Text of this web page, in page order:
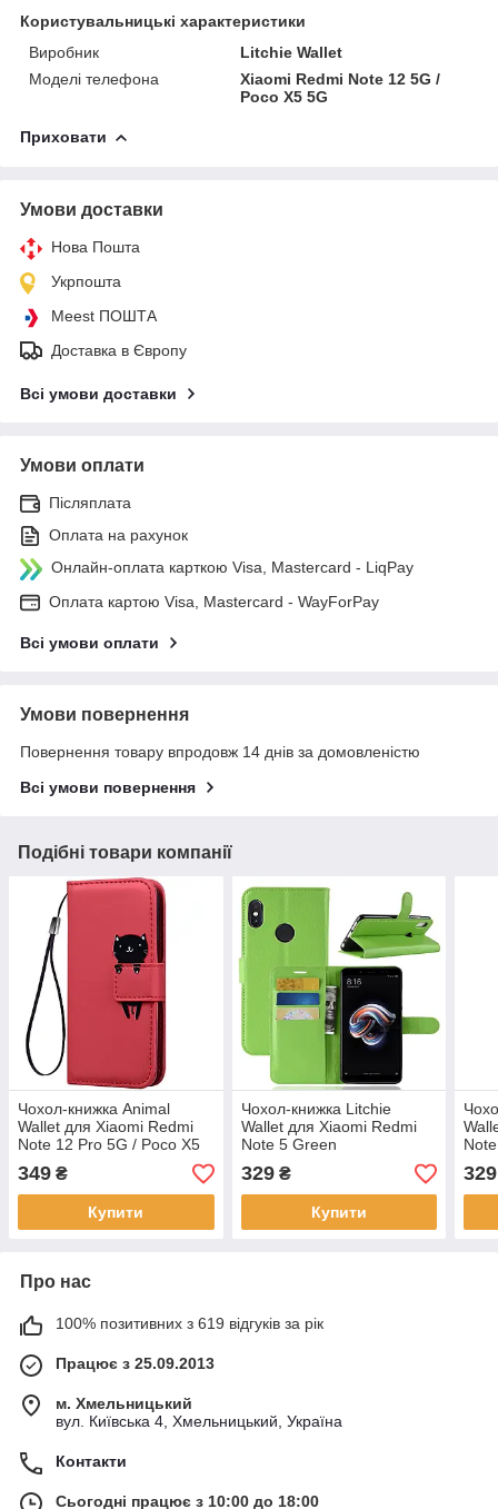
Користувальницькі характеристики
Виробник
Litchie Wallet
Моделі телефона
Xiaomi Redmi Note 12 5G /
Poco X5 5G
Приховати
Умови доставки
Нова Пошта
Укрпошта
Meest ПОШТА
Доставка в Європу
Всі умови доставки
Умови оплати
Післяплата
Оплата на рахунок
Онлайн-оплата карткою Visa, Mastercard - LiqPay
Оплата картою Visa, Mastercard - WayForPay
Всі умови оплати
Умови повернення
Повернення товару впродовж 14 днів за домовленістю
Всі умови повернення
Подібні товари компанії
Чохол-книжка Animal
Wallet для Xiaomi Redmi
Note 12 Pro 5G / Poco X5
Pro 5G Cat
349 ₴
Купити
Чохол-книжка Litchie
Wallet для Xiaomi Redmi
Note 5 Green
329₴
Купити
329
Про нас
100% позитивних з 619 відгуків за рік
Працює з 25.09.2013
м. Хмельницький
вул. Київська 4, Хмельницький, Україна
Контакти
Сьогодні працює з 10:00 до 18:00